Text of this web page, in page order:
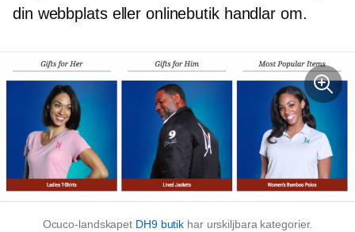
din webbplats eller onlinebutik handlar om.
Ocuco-landskapet DH9 butik har urskiljbara kategorier.